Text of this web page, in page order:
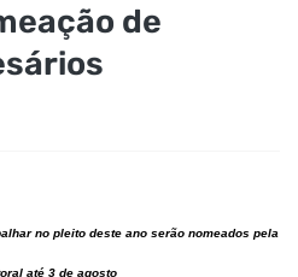
de
no pleito deste ano serão nomeados pela
até 3 de agosto